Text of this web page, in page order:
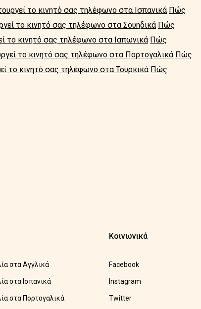
το κινητό σας τηλέφωνο στα Ισπανικά Πώς
το κινητό σας τηλέφωνο στα Σουηδικά Πώς
το κινητό σας τηλέφωνο στα Ιαπωνικά Πώς
το κινητό σας τηλέφωνο στα Πορτογαλικά Πώς
το κινητό σας τηλέφωνο στα Τουρκικά Πώς
στα Αγγλικά
στα Ισπανικά
στα Πορτογαλικά
Κοινωνικά
Facebook
Instagram
Twitter